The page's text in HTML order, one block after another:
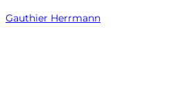
Skip
Gauthier Herrmann